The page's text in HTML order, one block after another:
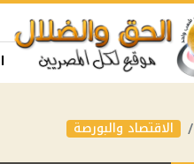
الاقتصاد والبورصة